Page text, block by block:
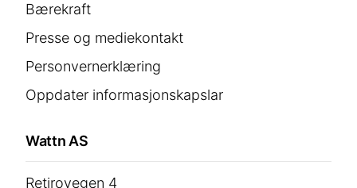
Bærekraft
Presse og mediekontakt
Personvernerklæring
Oppdater informasjonskapslar
Wattn AS
Retirovegen 4